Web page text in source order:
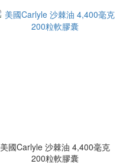
美國Carlyle 沙棘油 4,400毫克
200粒軟膠囊